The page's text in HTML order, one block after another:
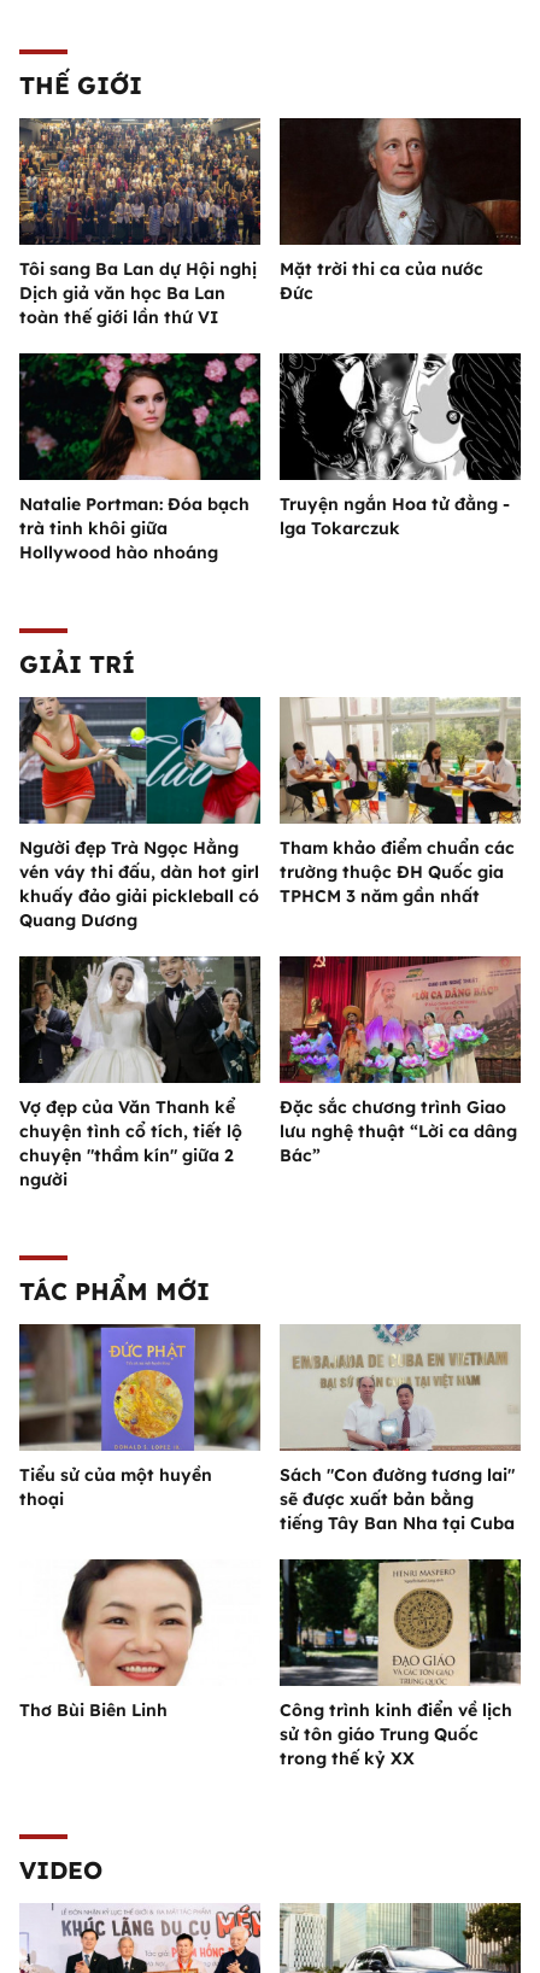
THẾ GIỚI
Tôi sang Ba Lan dự Hội nghị
Dịch giả văn học Ba Lan
toàn thế giới lần thứ VI
Mặt trời thi ca của nước
Đức
Natalie Portman: Đóa bạch
trà tinh khôi giữa
Hollywood hào nhoáng
Truyện ngắn Hoa tử đằng -
lga Tokarczuk
GIẢI TRÍ
Người đẹp Trà Ngọc Hằng
vén váy thi đấu, dàn hot girl
khuấy đảo giải pickleball có
Quang Dương
Tham khảo điểm chuẩn các
trường thuộc ĐH Quốc gia
TPHCM 3 năm gần nhất
Vợ đẹp của Văn Thanh kể
chuyện tình cổ tích, tiết lộ
chuyện "thầm kín" giữa 2
người
Đặc sắc chương trình Giao
lưu nghệ thuật “Lời ca dâng
Bác”
TÁC PHẨM MỚI
Tiểu sử của một huyền
thoại
Sách "Con đường tương lai"
sẽ được xuất bản bằng
tiếng Tây Ban Nha tại Cuba
Thơ Bùi Biên Linh
Công trình kinh điển về lịch
sử tôn giáo Trung Quốc
trong thế kỷ XX
VIDEO